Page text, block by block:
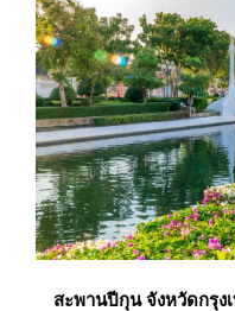
สะพานปีกุน จังหวัดกรุง